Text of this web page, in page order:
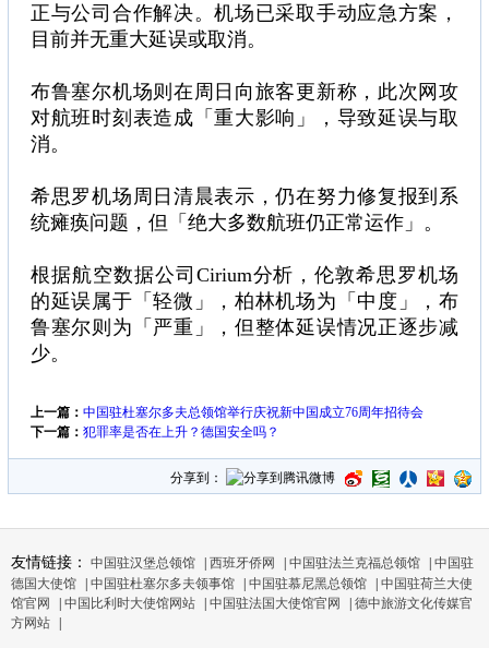
正与公司合作解决。机场已采取手动应急方案，
目前并无重大延误或取消。
布鲁塞尔机场则在周日向旅客更新称，此次网攻
对航班时刻表造成「重大影响」，导致延误与取
消。
希思罗机场周日清晨表示，仍在努力修复报到系
统瘫痪问题，但「绝大多数航班仍正常运作」。
根据航空数据公司Cirium分析，伦敦希思罗机场
的延误属于「轻微」，柏林机场为「中度」，布
鲁塞尔则为「严重」，但整体延误情况正逐步减
少。
上一篇： 中国驻杜塞尔多夫总领馆举行庆祝新中国成立76周年招待会
下一篇： 犯罪率是否在上升？德国安全吗？
分享到：
友情链接： 中国驻汉堡总领馆 西班牙侨网 中国驻法兰克福总领馆
中国驻
德国大使馆
中国驻杜塞尔多夫领事馆 中国驻慕尼黑总领馆
中国驻荷兰大使
馆官网
中国比利时大使馆网站 中国驻法国大使馆官网
德中旅游文化传媒官
方网站